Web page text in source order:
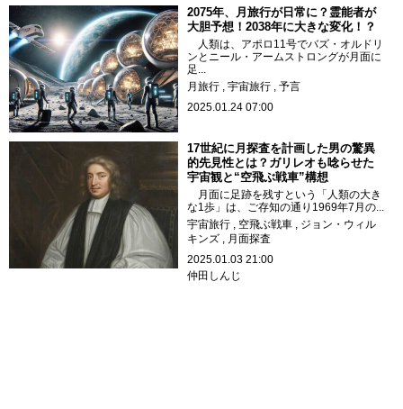
2075年、月旅行が日常に？霊能者が
大胆予想！2038年に大きな変化！？
人類は、アポロ11号でバズ・オルドリ
ンとニール・アームストロングが月面に
足...
月旅行
宇宙旅行
予言
2025.01.24 07:00
17世紀に月探査を計画した男の驚異
的先見性とは？ガリレオも唸らせた
宇宙観と“空飛ぶ戦車”構想
月面に足跡を残すという「人類の大き
な1歩」は、ご存知の通り1969年7月の...
宇宙旅行
空飛ぶ戦車
ジョン・ウィル
キンズ
月面探査
2025.01.03 21:00
仲田しんじ